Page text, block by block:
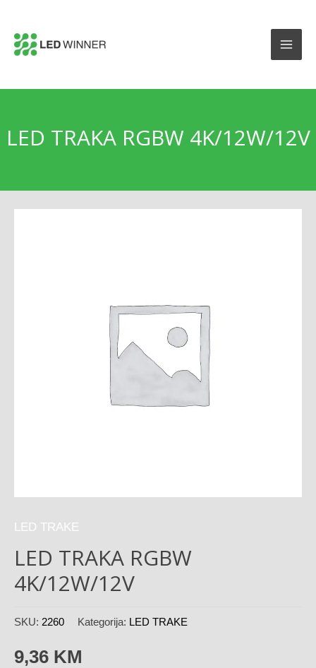
LED TRAKA RGBW 4K/12W/12V
LED TRAKE
LED TRAKA RGBW
4K/12W/12V
SKU: 2260 Kategorija: LED TRAKE
9,36 KM